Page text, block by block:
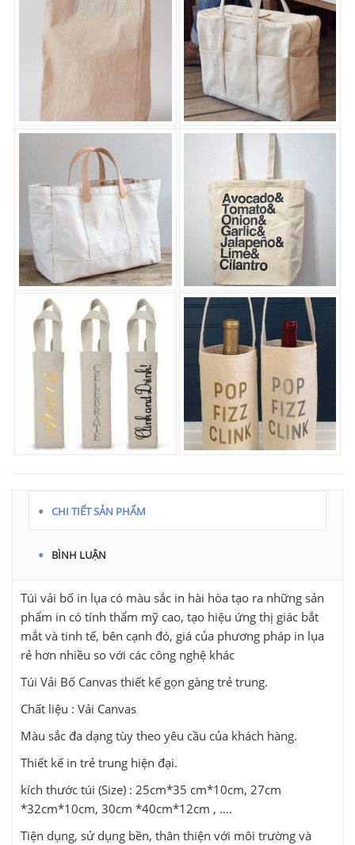
CHI TIẾT SẢN PHẨM
BÌNH LUẬN
Túi vải bố in lụa có màu sắc in hài hòa tạo ra những sản
phẩm in có tính thẩm mỹ cao, tạo hiệu ứng thị giác bắt
mắt và tinh tế, bên cạnh đó, giá của phương pháp in lụa
rẻ hơn nhiều so với các công nghệ khác
Túi Vải Bố Canvas thiết kế gọn gàng trẻ trung.
Chất liệu : Vải Canvas
Màu sắc đa dạng tùy theo yêu cầu của khách hàng.
Thiết kế in trẻ trung hiện đại.
kích thước túi (Size) : 25cm*35 cm*10cm, 27cm
*32cm*10cm, 30cm *40cm*12cm , ….
Tiện dụng, sử dụng bền, thân thiện với môi trường và